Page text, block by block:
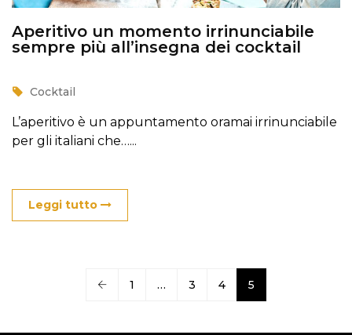
Aperitivo un momento irrinunciabile
sempre più all’insegna dei cocktail
Cocktail
L’aperitivo è un appuntamento oramai irrinunciabile
per gli italiani che…...
Leggi tutto
1 … 3 4 5